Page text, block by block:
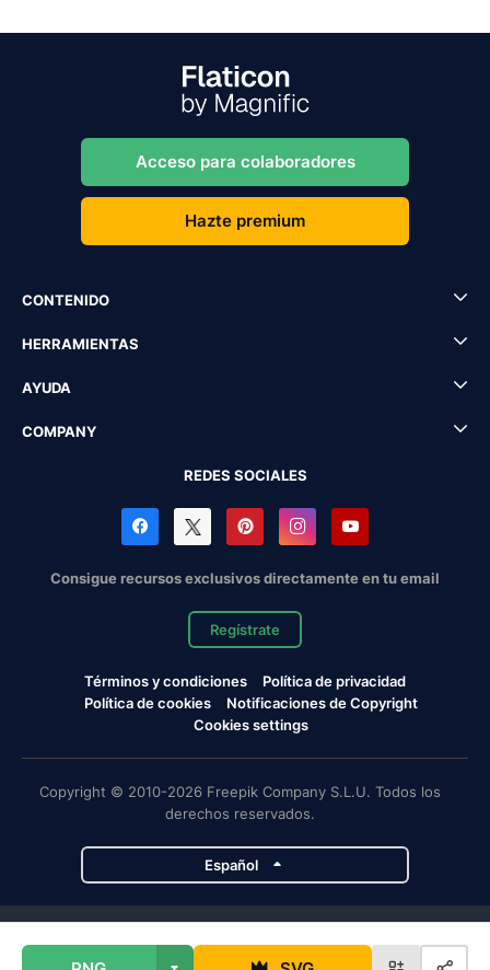
Acceso para colaboradores
Hazte premium
CONTENIDO
HERRAMIENTAS
AYUDA
COMPANY
REDES SOCIALES
Consigue recursos exclusivos directamente en tu email
Regístrate
Términos y condiciones
Política de privacidad
Política de cookies
Notificaciones de Copyright
Cookies settings
Copyright © 2010-2026 Freepik Company S.L.U. Todos los
derechos reservados.
Español